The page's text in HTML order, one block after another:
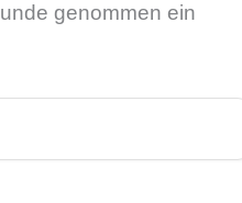
genommen ein